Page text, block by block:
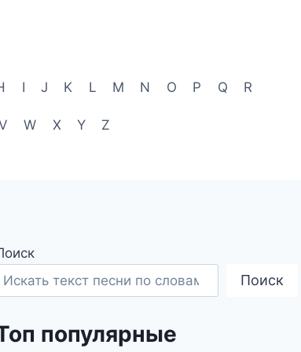
I J K L M N O P Q R
W X Y Z
Поиск
популярные